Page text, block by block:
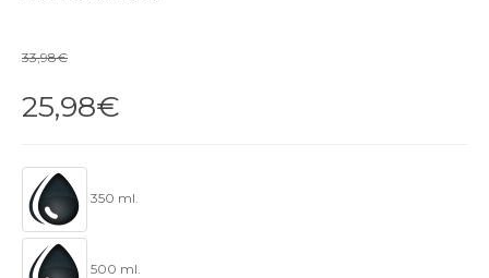
33,98€
25,98€
350 ml.
500 ml.